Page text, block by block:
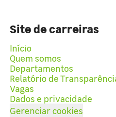
Site de carreiras
Início
Quem somos
Departamentos
Relatório de
Vagas
Dados e privacidade
Gerenciar cookies